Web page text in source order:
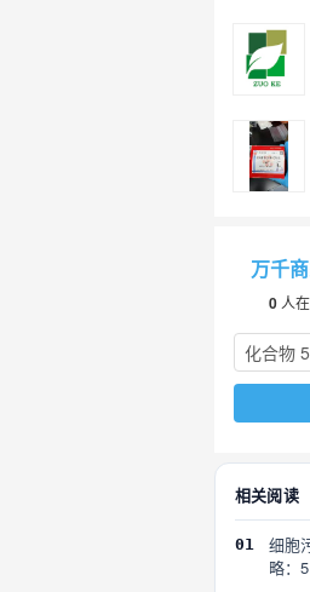
万千
0 人
相关阅读
01
细胞
略：